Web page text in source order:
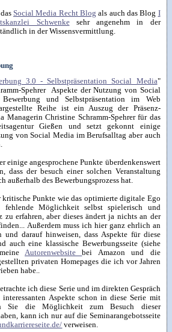
das Social Media Recht Blog als auch das Blog I
Schwenkesehr angenehm in der
in der Wissensvermittlung.
3.0 - Selbstpräsentation Social Media"
Spehrer Aspekte der Nutzung von Social
und Selbstpräsentation im Web
Reihe ist ein Auszug der Präsenz-
Managerin Christine Schramm-Spehrer für das
Gießen und setzt gekonnt einige
von Social Media im Berufsalltag aber auch
einige angesprochene Punkte überdenkenswert
dass der besuch einer solchen Veranstaltung
außerhalb des Bewerbungsprozess hat.
Punkte wie das optimierte digitale Ego
fehlende Möglichkeit selbst spielerisch und
zu erfahren, aber dieses ändert ja nichts an der
Außerdem muss ich hier ganz ehrlich an
und darauf hinweisen, dass Aspekte für diese
auch eine klassische Bewerbungsseite (siehe
Autorenwebsitebei Amazon und die
privaten Homepages die ich vor Jahren
habe..
ich diese Serie und im direkten Gespräch
Aspekte schon in diese Serie mit
Sie die Möglichkeit zum Besuch dieser
kann ich nur auf die Seminarangebotsseite
verweisen.